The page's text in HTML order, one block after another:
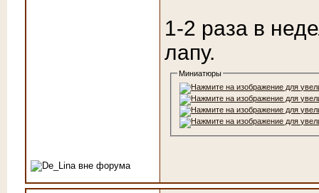
1-2 раза в
лапу.
Миниатюры